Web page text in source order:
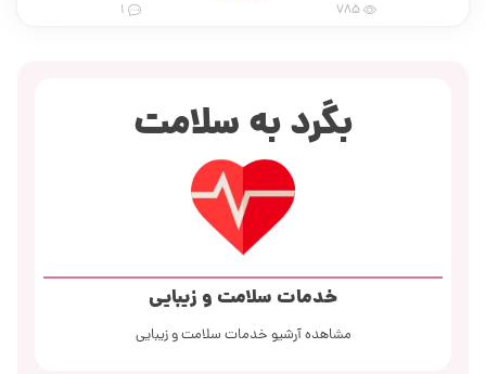
785
بگرد به سلامت
خدمات سلامت و زیبایی
مشاهده آرشیو خدمات سلامت و زیبایی